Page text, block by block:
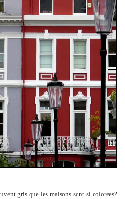
gris que les maisons sont si colorees?